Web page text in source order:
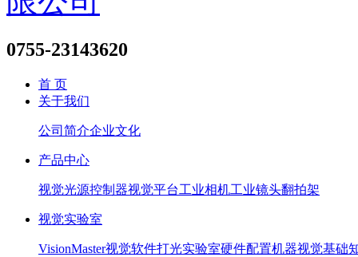
0755-23143620
首 页
关于我们
公司简介企业文化
产品中心
视觉光源控制器视觉平台工业相机工业镜头翻拍架
视觉实验室
VisionMaster视觉软件打光实验室硬件配置机器视觉基础